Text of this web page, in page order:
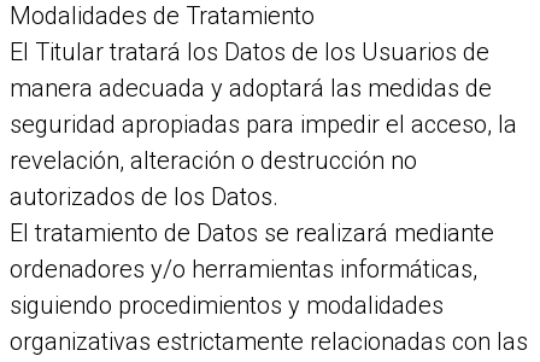
Modalidades de Tratamiento
El Titular tratará los Datos de los Usuarios de
manera adecuada y adoptará las medidas de
seguridad apropiadas para impedir el acceso, la
revelación, alteración o destrucción no
autorizados de los Datos.
El tratamiento de Datos se realizará mediante
ordenadores y/o herramientas informáticas,
siguiendo procedimientos y modalidades
organizativas estrictamente relacionadas con las